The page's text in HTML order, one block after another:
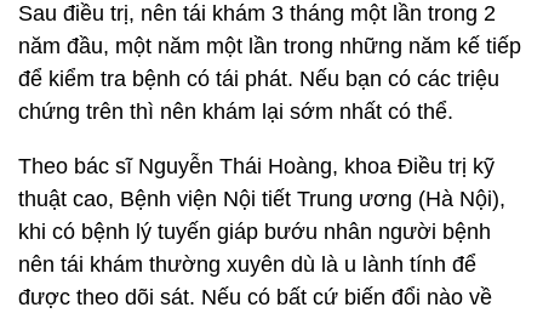
Sau điều trị, nên tái khám 3 tháng một lần trong 2
năm đầu, một năm một lần trong những năm kế tiếp
để kiểm tra bệnh có tái phát. Nếu bạn có các triệu
chứng trên thì nên khám lại sớm nhất có thể.
Theo bác sĩ Nguyễn Thái Hoàng, khoa Điều trị kỹ
thuật cao, Bệnh viện Nội tiết Trung ương (Hà Nội),
khi có bệnh lý tuyến giáp bướu nhân người bệnh
nên tái khám thường xuyên dù là u lành tính để
được theo dõi sát. Nếu có bất cứ biến đổi nào về